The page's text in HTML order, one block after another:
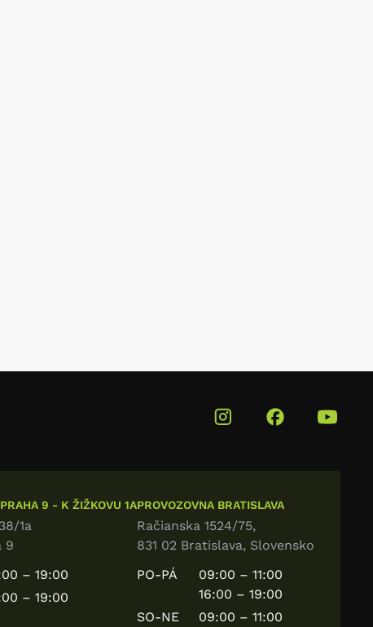
9 - K ŽIŽKOVU 1A
1a
9
– 19:00
– 19:00
PROVOZOVNA BRATISLAVA
Račianska 1524/75,
831 02 Bratislava, Slovensko
PO-PÁ
09:00 – 11:00
16:00 – 19:00
SO-NE
09:00 – 11:00